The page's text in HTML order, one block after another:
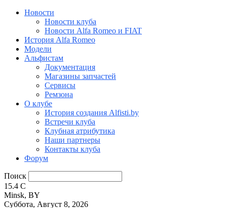
Новости
Новости клуба
Новости Alfa Romeo и FIAT
История Alfa Romeo
Модели
Альфистам
Документация
Магазины запчастей
Сервисы
Ремзона
О клубе
История создания Alfisti.by
Встречи клуба
Клубная атрибутика
Наши партнеры
Контакты клуба
Форум
Поиск
15.4 C
Minsk, BY
Суббота, Август 8, 2026